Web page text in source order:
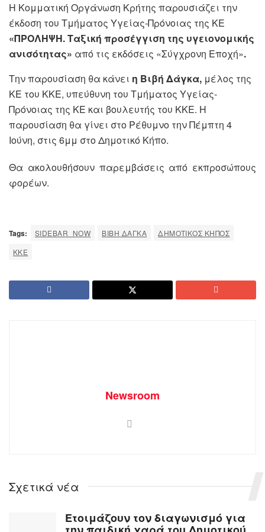
Η Κομματική Οργάνωση Κρήτης παρουσιάζει την
έκδοση του Τμήματος Υγείας-Πρόνοιας της ΚΕ
«ΠΡΟΛΗΨΗ. Ταξική προσέγγιση της υγειονομικής
ανισότητας» από τις εκδόσεις «Σύγχρονη Εποχή».
Την παρουσίαση θα κάνει η Βιβή Δάγκα, μέλος της
ΚΕ του ΚΚΕ, υπεύθυνη του Τμήματος Υγείας-
Πρόνοιας της ΚΕ και βουλευτής του ΚΚΕ. Η
παρουσίαση θα γίνει στο Ρέθυμνο την Πέμπτη 4
Ιούνη, στις 6μμ στο Δημοτικό Κήπο.
Θα ακολουθήσουν παρεμβάσεις από εκπροσώπους
φορέων.
Tags: SIDEBAR_NOW ΒΙΒΗ ΔΑΓΚΑ
ΔΗΜΟΤΙΚΌΣ ΚΉΠΟΣ
ΚΚΕ
Newsroom
Σχετικά νέα
Ετοιμάζουν τον διαγωνισμό για